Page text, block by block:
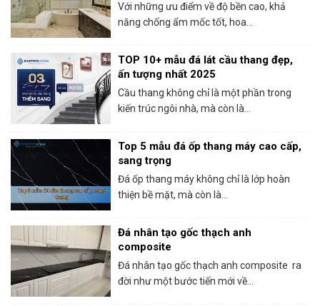
Với những ưu điểm về độ bền cao, khả
năng chống ẩm mốc tốt, hoa...
TOP 10+ mẫu đá lát cầu thang đẹp,
ấn tượng nhất 2025
Cầu thang không chỉ là một phần trong
kiến trúc ngôi nhà, mà còn là...
Top 5 mẫu đá ốp thang máy cao cấp,
sang trọng
Đá ốp thang máy không chỉ là lớp hoàn
thiện bề mặt, mà còn là...
Đá nhân tạo gốc thạch anh
composite
Đá nhân tạo gốc thạch anh composite ra
đời như một bước tiến mới về...